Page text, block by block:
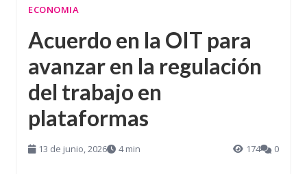
ECONOMIA
Acuerdo en la OIT para
avanzar en la regulación
del trabajo en
plataformas
13 de junio, 2026 4 min 174 0